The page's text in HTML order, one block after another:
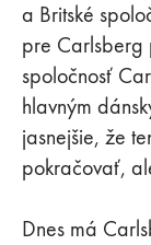
a Britské
pre Carlsberg
spoločnosť
hlavným
jasnejšie, že
pokračovať,
Dnes má